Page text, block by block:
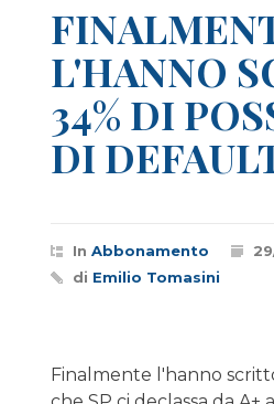
L'HANNO
34% DI
DI
In Abbonamento
di Emilio Tomasini
Finalmente l'hanno